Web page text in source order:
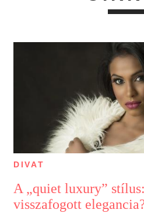
DIVAT
A „quiet luxury”
visszafogott